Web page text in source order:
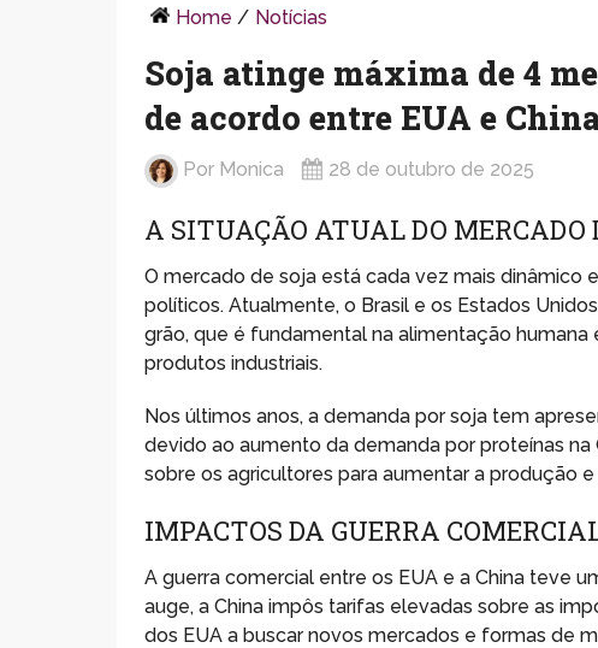
Home / Notícias
Soja atinge máxima de 4
de acordo entre EUA e
Por Monica 28 de outubro de 2025
A SITUAÇÃO ATUAL DO MERCADO
O mercado de soja está cada vez mais
políticos. Atualmente, o Brasil e os Estados
grão, que é fundamental na alimentação
produtos industriais.
Nos últimos anos, a demanda por soja tem
devido ao aumento da demanda por proteínas na
sobre os agricultores para aumentar a produção
IMPACTOS DA GUERRA
A guerra comercial entre os EUA e a China teve
auge, a China impôs tarifas elevadas sobre as
dos EUA a buscar novos mercados e formas de